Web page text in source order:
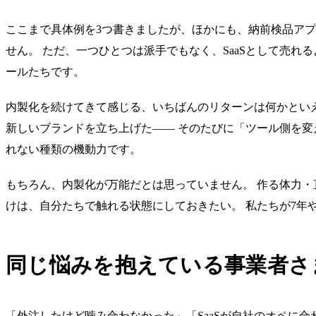
ここまで具体例を3つ書きましたが、ほかにも、納前検品ア
せん。 ただ、一つひとつは派手でもなく、SaaSとして売れ
ールたちです。
内製化を続けてきて感じる、いちばんのリターンは何かとい
新しいブランドを立ち上げた—— そのたびに「ツール側を
れない種類の機動力です。
もちろん、内製化が万能だとは思っていません。 作る体力
けは、自分たちで触れる状態にしておきたい。 私たちが7
同じ悩みを抱えている事業者